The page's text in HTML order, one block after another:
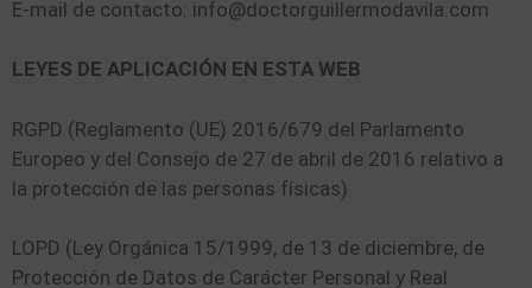
E-mail de contacto: info@doctorguillermodavila.com
LEYES DE APLICACIÓN EN ESTA WEB
RGPD (Reglamento (UE) 2016/679 del Parlamento
Europeo y del Consejo de 27 de abril de 2016 relativo a
la protección de las personas físicas)
LOPD (Ley Orgánica 15/1999, de 13 de diciembre, de
Protección de Datos de Carácter Personal y Real